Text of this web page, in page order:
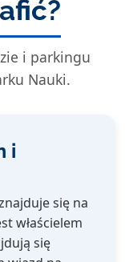
i parkingu
Nauki.
i
się na
właścielem
się